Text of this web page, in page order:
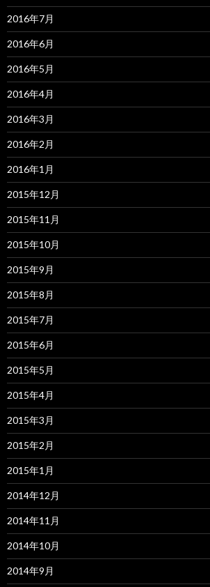
2016年7月
2016年6月
2016年5月
2016年4月
2016年3月
2016年2月
2016年1月
2015年12月
2015年11月
2015年10月
2015年9月
2015年8月
2015年7月
2015年6月
2015年5月
2015年4月
2015年3月
2015年2月
2015年1月
2014年12月
2014年11月
2014年10月
2014年9月